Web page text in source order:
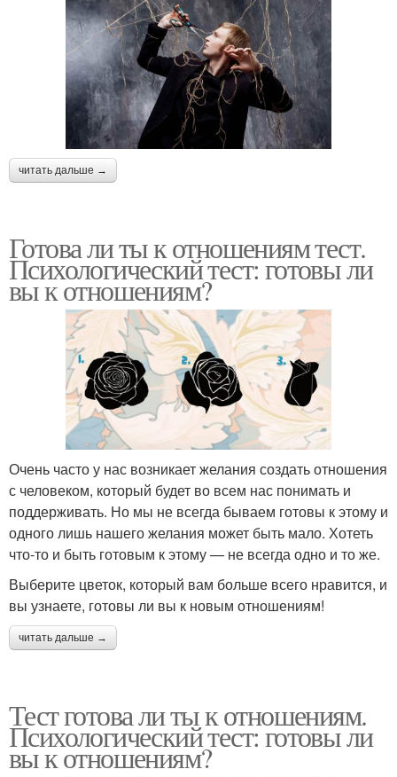
читать дальше →
Готова ли ты к отношениям тест.
Психологический тест: готовы ли
вы к отношениям?
Очень часто у нас возникает желания создать отношения
с человеком, который будет во всем нас понимать и
поддерживать. Но мы не всегда бываем готовы к этому и
одного лишь нашего желания может быть мало. Хотеть
что-то и быть готовым к этому — не всегда одно и то же.
Выберите цветок, который вам больше всего нравится, и
вы узнаете, готовы ли вы к новым отношениям!
читать дальше →
Тест готова ли ты к отношениям.
Психологический тест: готовы ли
вы к отношениям?